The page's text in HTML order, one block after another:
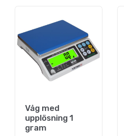
Våg med
upplösning 1
gram